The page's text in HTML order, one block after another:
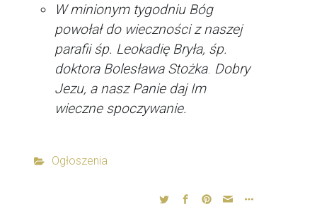
W minionym tygodniu Bóg
powołał do wieczności z naszej
parafii śp. Leokadię Bryła, śp.
doktora Bolesława Stożka. Dobry
Jezu, a nasz Panie daj Im
wieczne spoczywanie.
Ogłoszenia